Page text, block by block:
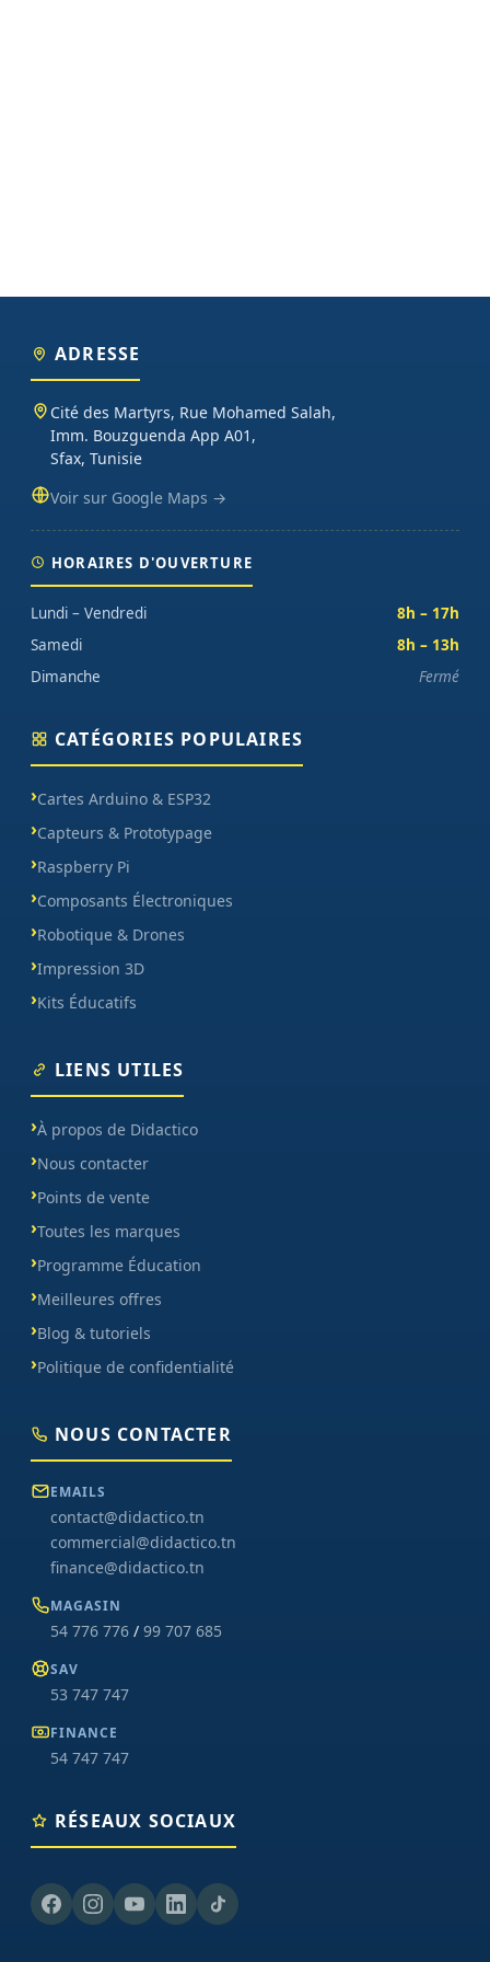
ADRESSE
Cité des Martyrs, Rue Mohamed Salah,
Imm. Bouzguenda App A01,
Sfax, Tunisie
Voir sur Google Maps →
HORAIRES D'OUVERTURE
Lundi – Vendredi
8h – 17h
Samedi
8h – 13h
Dimanche
Fermé
CATÉGORIES POPULAIRES
Cartes Arduino & ESP32
Capteurs & Prototypage
Raspberry Pi
Composants Électroniques
Robotique & Drones
Impression 3D
Kits Éducatifs
LIENS UTILES
À propos de Didactico
Nous contacter
Points de vente
Toutes les marques
Programme Éducation
Meilleures offres
Blog & tutoriels
Politique de confidentialité
NOUS CONTACTER
EMAILS
contact@didactico.tn
commercial@didactico.tn
finance@didactico.tn
MAGASIN
54 776 776 / 99 707 685
SAV
53 747 747
FINANCE
54 747 747
RÉSEAUX SOCIAUX